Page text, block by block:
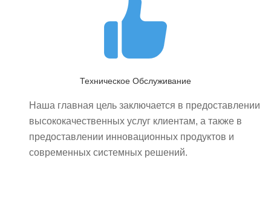
Техническое Обслуживание
Наша главная цель заключается в предоставлении
высококачественных услуг клиентам, а также в
предоставлении инновационных продуктов и
современных системных решений.